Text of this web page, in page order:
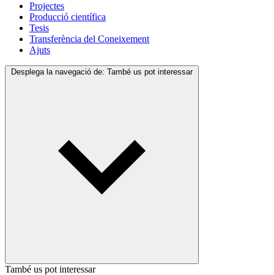
Projectes
Producció científica
Tesis
Transferència del Coneixement
Ajuts
Desplega la navegació de: També us pot interessar
També us pot interessar